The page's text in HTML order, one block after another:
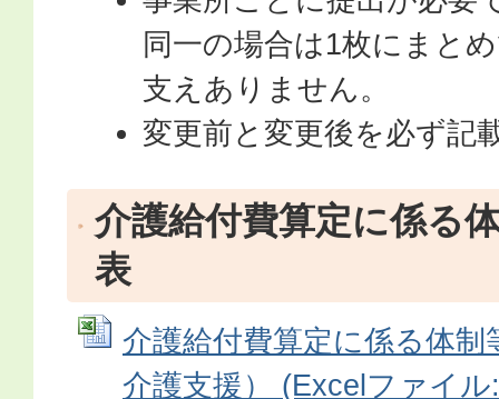
同一の場合は1枚にまと
支えありません。
変更前と変更後を必ず記
介護給付費算定に係る
表
介護給付費算定に係る体制
介護支援） (Excelファイ